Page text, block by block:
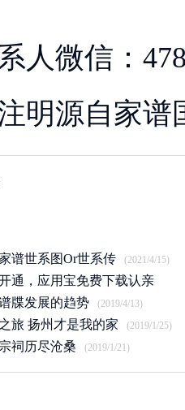
人微信：
明源自家
谱世系图Or世系传 (2021/4/15)
通，应用宝免费下载认亲
牒发展的趋势 (2019/4/13)
旅 扬州才是我的家 (2019/1/25)
祠历尽沧桑 (2019/1/21)